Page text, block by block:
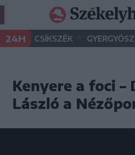
24H CSÍKSZÉK •
Kenyere a foci –
László a